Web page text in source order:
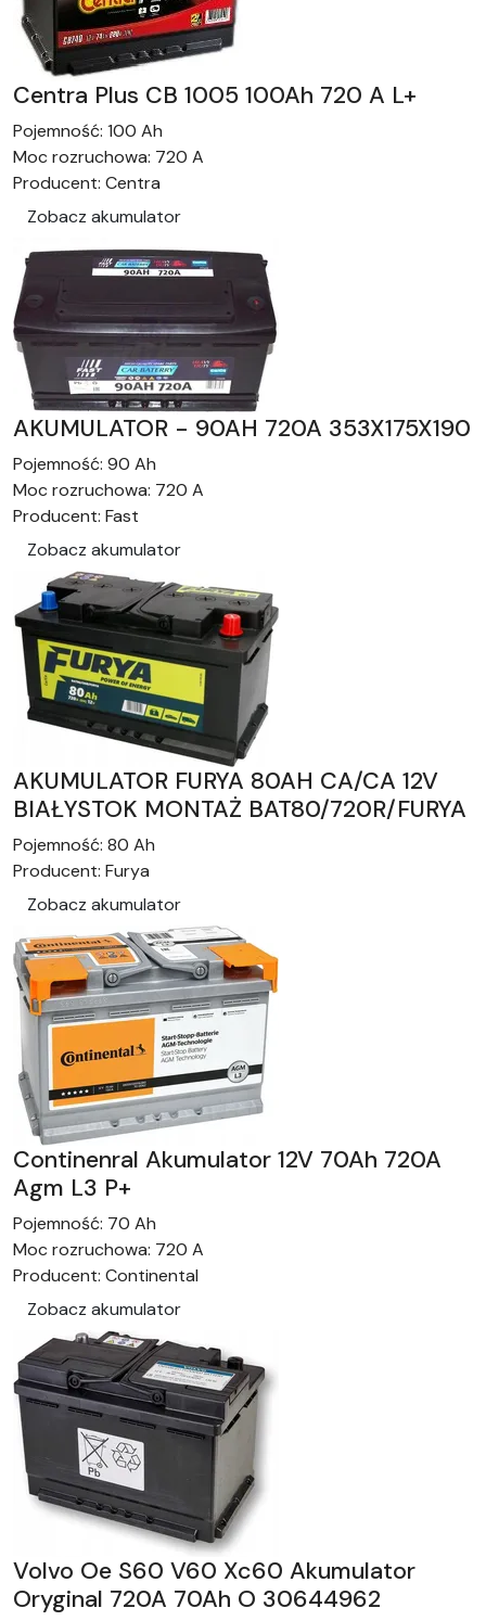
Centra Plus CB 1005 100Ah 720 A L+
Pojemność: 100 Ah
Moc rozruchowa: 720 A
Producent: Centra
Zobacz akumulator
AKUMULATOR - 90AH 720A 353X175X190
Pojemność: 90 Ah
Moc rozruchowa: 720 A
Producent: Fast
Zobacz akumulator
AKUMULATOR FURYA 80AH CA/CA 12V
BIAŁYSTOK MONTAŻ BAT80/720R/FURYA
Pojemność: 80 Ah
Producent: Furya
Zobacz akumulator
Continenral Akumulator 12V 70Ah 720A
Agm L3 P+
Pojemność: 70 Ah
Moc rozruchowa: 720 A
Producent: Continental
Zobacz akumulator
Volvo Oe S60 V60 Xc60 Akumulator
Oryginal 720A 70Ah O 30644962